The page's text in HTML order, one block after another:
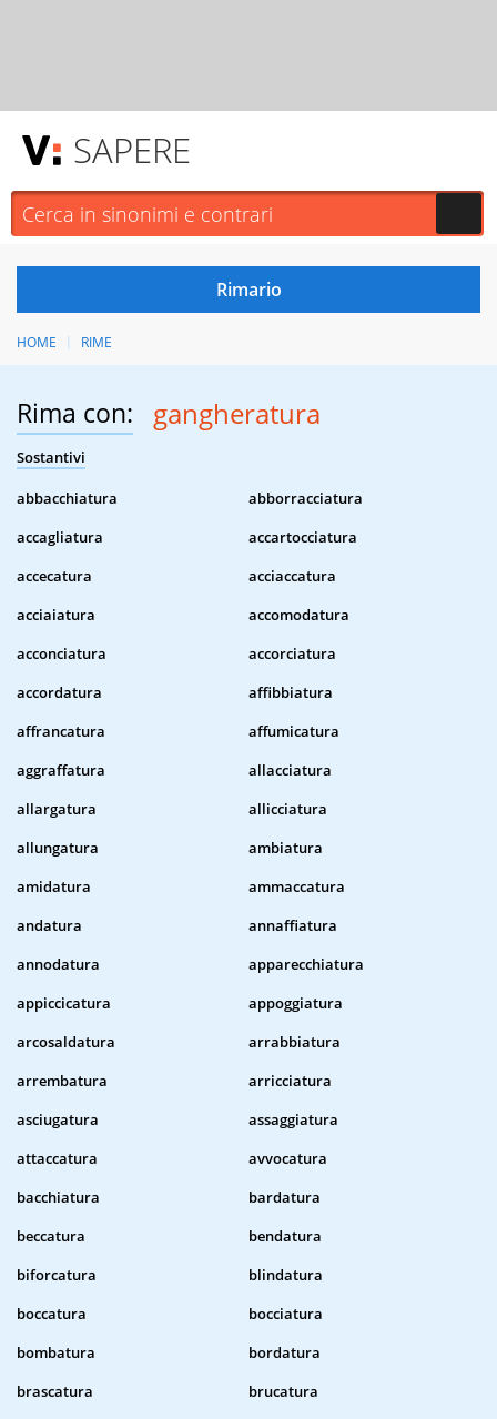
SAPERE
HOME RIME
Rima con: gangheratura
Sostantivi
abbacchiatura
abborracciatura
accagliatura
accartocciatura
accecatura
acciaccatura
acciaiatura
accomodatura
acconciatura
accorciatura
accordatura
affibbiatura
affrancatura
affumicatura
aggraffatura
allacciatura
allargatura
allicciatura
allungatura
ambiatura
amidatura
ammaccatura
andatura
annaffiatura
annodatura
apparecchiatura
appiccicatura
appoggiatura
arcosaldatura
arrabbiatura
arrembatura
arricciatura
asciugatura
assaggiatura
attaccatura
avvocatura
bacchiatura
bardatura
beccatura
bendatura
biforcatura
blindatura
boccatura
bocciatura
bombatura
bordatura
brascatura
brucatura